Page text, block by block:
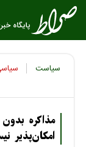
سیاست
مذاکره
امکان‌پذیر